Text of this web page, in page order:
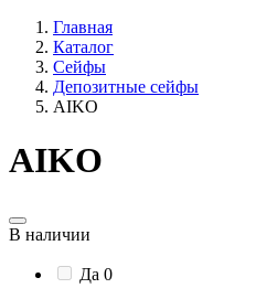
Главная
Каталог
Сейфы
Депозитные сейфы
AIKO
AIKO
В наличии
Да 0